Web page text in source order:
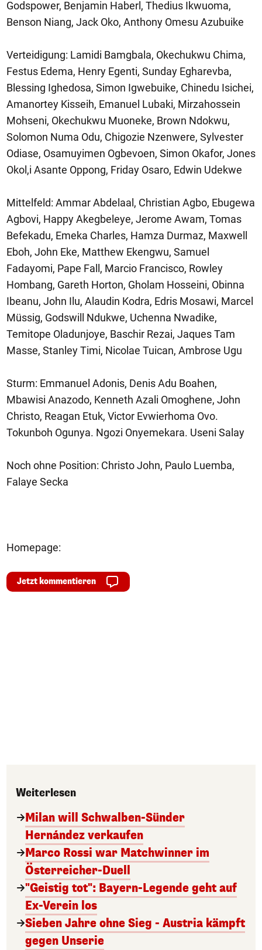
Godspower, Benjamin Haberl, Thedius Ikwuoma,
Benson Niang, Jack Oko, Anthony Omesu Azubuike
Verteidigung: Lamidi Bamgbala, Okechukwu Chima,
Festus Edema, Henry Egenti, Sunday Egharevba,
Blessing Ighedosa, Simon Igwebuike, Chinedu Isichei,
Amanortey Kisseih, Emanuel Lubaki, Mirzahossein
Mohseni, Okechukwu Muoneke, Brown Ndokwu,
Solomon Numa Odu, Chigozie Nzenwere, Sylvester
Odiase, Osamuyimen Ogbevoen, Simon Okafor, Jones
Okol,i Asante Oppong, Friday Osaro, Edwin Udekwe
Mittelfeld: Ammar Abdelaal, Christian Agbo, Ebugewa
Agbovi, Happy Akegbeleye, Jerome Awam, Tomas
Befekadu, Emeka Charles, Hamza Durmaz, Maxwell
Eboh, John Eke, Matthew Ekengwu, Samuel
Fadayomi, Pape Fall, Marcio Francisco, Rowley
Hombang, Gareth Horton, Gholam Hosseini, Obinna
Ibeanu, John Ilu, Alaudin Kodra, Edris Mosawi, Marcel
Müssig, Godswill Ndukwe, Uchenna Nwadike,
Temitope Oladunjoye, Baschir Rezai, Jaques Tam
Masse, Stanley Timi, Nicolae Tuican, Ambrose Ugu
Sturm: Emmanuel Adonis, Denis Adu Boahen,
Mbawisi Anazodo, Kenneth Azali Omoghene, John
Christo, Reagan Etuk, Victor Evwierhoma Ovo.
Tokunboh Ogunya. Ngozi Onyemekara. Useni Salay
Noch ohne Position: Christo John, Paulo Luemba,
Falaye Secka
Homepage:
Jetzt kommentieren
Weiterlesen
Milan will Schwalben-Sünder
Hernández verkaufen
Marco Rossi war Matchwinner im
Österreicher-Duell
"Geistig tot": Bayern-Legende geht auf
Ex-Verein los
Sieben Jahre ohne Sieg - Austria kämpft
gegen Unserie